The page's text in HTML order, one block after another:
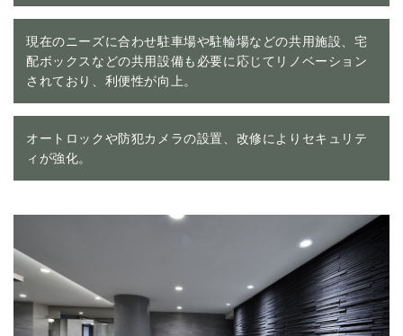
現在のニーズに合わせ駐車場や駐輪場などの共用施設、宅
配ボックスなどの共用設備も必要に応じてリノベーション
されており、利便性が向上。
オートロックや防犯カメラの設置、改修によりセキュリテ
ィが強化。